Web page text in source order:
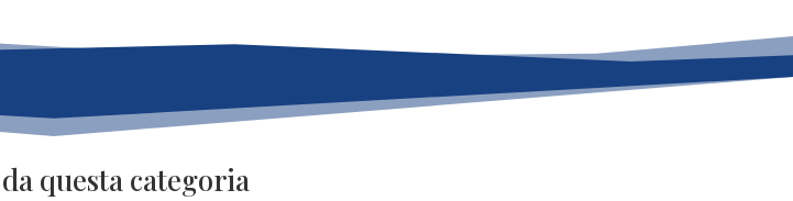
questa categoria